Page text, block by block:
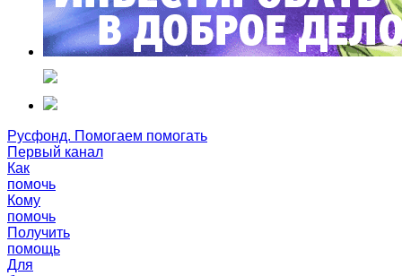
Русфонд. Помогаем помогать
Первый канал
Как
помочь
Кому
помочь
Получить
помощь
Для